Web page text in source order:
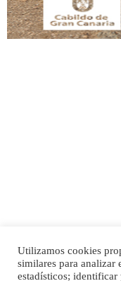
SHIBA PERDIDO AVDA
PERRO MACHO RAZA
Utilizamos cookies
similares para
estadísticos; identificar